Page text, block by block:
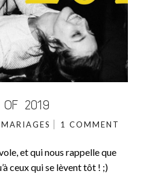
OF 2019
MARIAGES 1 COMMENT
et qui nous rappelle que
ceux qui se lèvent tôt ! ;)